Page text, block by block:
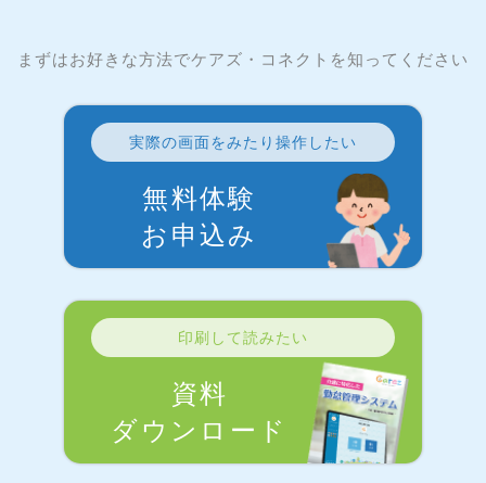
まずはお好きな方法でケアズ・コネクトを知ってください
実際の画面をみたり操作したい
無料体験
お申込み
印刷して読みたい
資料
ダウンロード